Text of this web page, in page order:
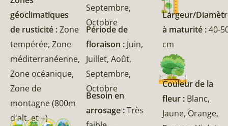
géoclimatiques
de rusticité :Zone
tempérée, Zone
méditerranéenne,
Zone océanique,
Zone de
montagne (800m
d'alt. et +)
Septembre,
Octobre
Période de
floraison : Juin,
Juillet, Août,
Septembre,
Octobre
Besoin en
arrosage :Très
Largeur/
à maturité :40-
cm
Couleur de la
fleur : Blanc,
Jaune, Orange,